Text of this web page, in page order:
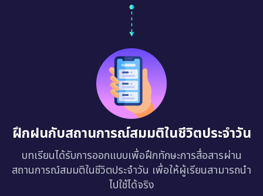
ฝึกฝนกับสถานการณ์สมมติในชีวิตประจำวัน
บทเรียนได้รับการออกแบบเพื่อฝึกทักษะการสื่อสารผ่าน
สถานการณ์สมมติในชีวิตประจำวัน เพื่อให้ผู้เรียนสามารถนำ
ไปใช้ได้จริง